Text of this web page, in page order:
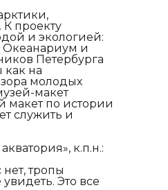
проекту
и экологией:
Океанариум и
Петербурга
как на
молодых
макет
макет по истории
служить и
к.п.н.:
тропы
Это все